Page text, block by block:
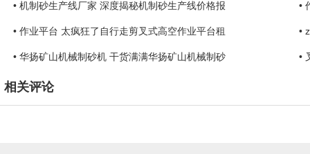
• 机制砂生产线厂家 深度揭秘机制砂生产线价格报 •
• 作业平台 太疯狂了自行走剪叉式高空作业平台租 •
• 华扬矿山机械制砂机 干货满满华扬矿山机械制砂 •
相关评论